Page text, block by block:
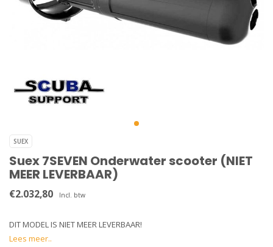
SUEX
Suex 7SEVEN Onderwater scooter (NIET
MEER LEVERBAAR)
€2.032,80 Incl. btw
DIT MODEL IS NIET MEER LEVERBAAR!
Lees meer..